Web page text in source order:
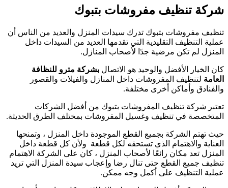
شركة تنظيف مفروشات بتبوك
تنظيف مفروشات بتبوك تدرك سيدات المنزل والعديد من الناس أن
عملية التنظيف التقليدية التي تقدمها العديد من السيدات داخل
المنزل لم تكن مرضية جدًا لأصحاب المنازل.
كان الخيار الأفضل والوحيد هو الاتصال بشركة مترو للنظافة
العامة لتنظيف المفروشات داخل المنازل والفيلات والقصور
والفنادق وأماكن أخرى مختلفة.
تعتبر شركة تنظيف المفروشات بتبوك من أفضل الشركات
المتخصصة في تنظيف وغسيل المفروشات بمختلف الطرق الحديثة.
حيث تهتم الشركة بجميع القطع الموجودة داخل المنزل ، وتمنحها
العناية والاهتمام الذي تستحقه لكل قطعة ولأن كل قطعة داخل
المنزل تعد مكان رائعًا لأصحاب المنزل ، كان على الشركة الاهتمام
تنظيف جميع القطع حتى تنال رضا وإعجاب سيدة المنزل التي تريد
عملية التنظيف على أكمل وجه ممكن.